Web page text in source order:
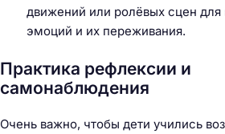
движений или ролёвых сцен
эмоций и их переживания.
Практика рефлексии и
самонаблюдения
Очень важно, чтобы дети учились